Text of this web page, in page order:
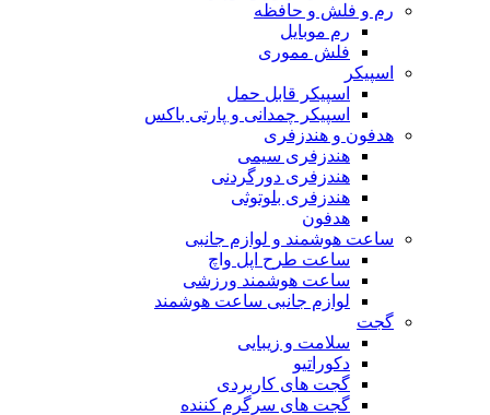
رم و فلش و حافظه
رم موبایل
فلش مموری
اسپیکر
اسپیکر قابل حمل
اسپیکر چمدانی و پارتی باکس
هدفون و هندزفری
هندزفری سیمی
هندزفری دورگردنی
هندزفری بلوتوثی
هدفون
ساعت هوشمند و لوازم جانبی
ساعت طرح اپل واچ
ساعت هوشمند ورزشی
لوازم جانبی ساعت هوشمند
گجت
سلامت و زیبایی
دکوراتیو
گجت های کاربردی
گجت های سرگرم کننده